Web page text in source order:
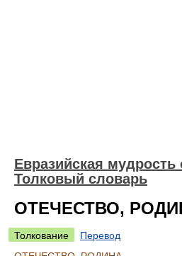
Евразийская
Толковый словарь
ОТЕЧЕСТВО,
Толкование
Перевод